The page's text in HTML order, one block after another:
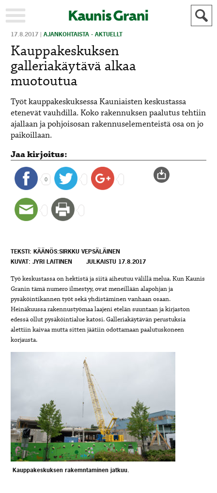
KAUPUNKI
STADEN
AJANKOHTAISTA
AKTUELLT
URHEILU
IDROTT
KULTTUURI
HISTORIA
HISTORIA
YLEINEN
ALLMÄN
17.8.2017 |AJANKOHTAISTA - AKTUELLT
Kauppakeskuksen
galleriakäytävä alkaa
muotoutua
Työt kauppakeskuksessa Kauniaisten keskustassa
etenevät vauhdilla. Koko rakennuksen paalutus tehtiin
ajallaan ja pohjoisosan rakennuselementeistä osa on jo
paikoillaan.
Jaa kirjoitus:
0
TEKSTI: KÄÄNÖS:SIRKKU VEPSÄLÄINEN
KUVAT: JYRI LAITINEN
JULKAISTU 17.8.2017
Työ keskustassa on hektistä ja siitä aiheutuu välillä melua. Kun Kaunis
Granin tämä numero ilmestyy, ovat meneillään alapohjan ja
pysäköintikannen työt sekä yhdistäminen vanhaan osaan.
Heinäkuussa rakennustyömaa laajeni etelän suuntaan ja kirjaston
edessä ollut pysäköintialue katosi. Galleriakäytävän perustuksia
alettiin kaivaa mutta sitten jäätiin odottamaan paalutuskoneen
korjausta.
Kauppakeskuksen rakemntaminen jatkuu.